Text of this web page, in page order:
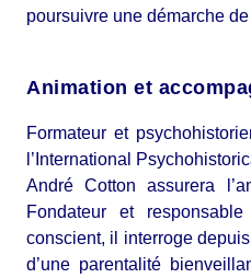
poursuivre une démarche
Animation et
Formateur et
l’International
André Cotton assurera
Fondateur et
conscient, il interroge
d’une parentalité